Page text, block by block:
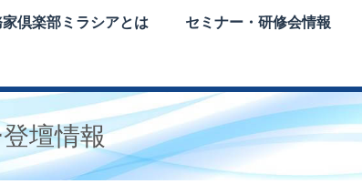
倶楽部ミラシアとは セミナー・研修会情報
壇情報